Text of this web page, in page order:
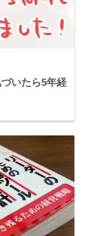
いたら5年経